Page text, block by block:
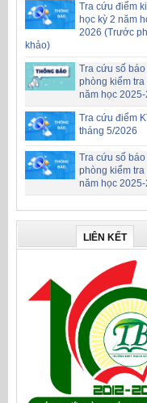
Tra cứu điểm
học kỳ 2 năm
2026 (Trước
khảo)
Tra cứu số
phòng kiểm tra
năm học
Tra cứu điểm
tháng 5/2026
Tra cứu số báo
phòng kiểm tra
năm học
LIÊN KẾT